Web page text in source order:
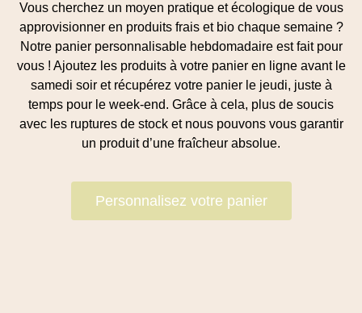
Vous cherchez un moyen pratique et écologique de vous
approvisionner en produits frais et bio chaque semaine ?
Notre panier personnalisable hebdomadaire est fait pour
vous ! Ajoutez les produits à votre panier en ligne avant le
samedi soir et récupérez votre panier le jeudi, juste à
temps pour le week-end. Grâce à cela, plus de soucis
avec les ruptures de stock et nous pouvons vous garantir
un produit d’une fraîcheur absolue.
Personnalisez votre panier